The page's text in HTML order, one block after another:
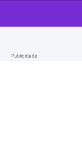
Publicidade